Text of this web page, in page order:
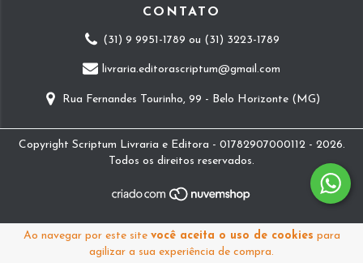
Ao navegar por este site você aceita o uso de cookies para
agilizar a sua experiência de compra.
CONTATO
(31) 9 9951-1789 ou (31) 3223-1789
livraria.editorascriptum@gmail.com
Rua Fernandes Tourinho, 99 - Belo Horizonte (MG)
Copyright Scriptum Livraria e Editora - 01782907000112 - 2026.
Todos os direitos reservados.